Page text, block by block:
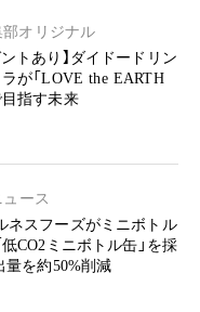
部オリジナル
ントあり】ダイドードリン
が「LOVE the EARTH
目指す未来
ュース
ネスフーズがミニボトル
CO2ミニボトル缶」を採
を約50%削減